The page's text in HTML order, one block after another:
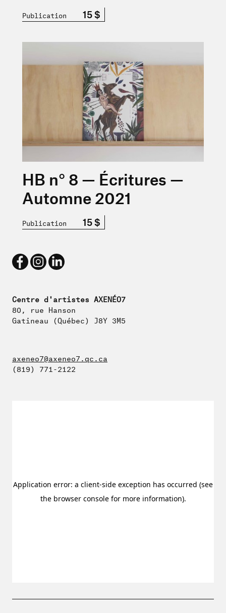
Publication 15 $
HB n° 8 — Écritures —
Automne 2021
Publication 15 $
Centre d'artistes AXENÉO7
80, rue Hanson
Gatineau (Québec) J8Y 3M5
axeneo7@axeneo7.qc.ca
(819) 771-2122